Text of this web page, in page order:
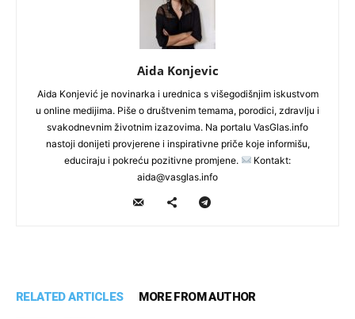
Aida Konjevic
Aida Konjević je novinarka i urednica s višegodišnjim iskustvom
u online medijima. Piše o društvenim temama, porodici, zdravlju i
svakodnevnim životnim izazovima. Na portalu VasGlas.info
nastoji donijeti provjerene i inspirativne priče koje informišu,
educiraju i pokreću pozitivne promjene.
Kontakt:
aida@vasglas.info
RELATED ARTICLES MORE FROM AUTHOR